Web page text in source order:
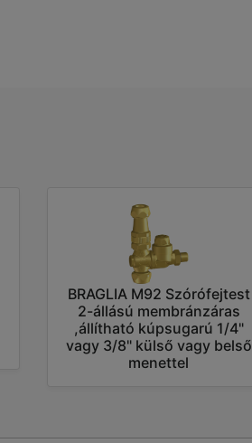
BRAGLIA M92 Szórófejtest
2-állású membránzáras
,állítható kúpsugarú 1/4"
vagy 3/8" külső vagy belső
menettel